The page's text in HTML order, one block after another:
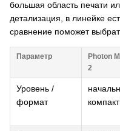
большая область печати
детализация, в линейке
сравнение поможет
Параметр
Photon
2
Уровень /
формат